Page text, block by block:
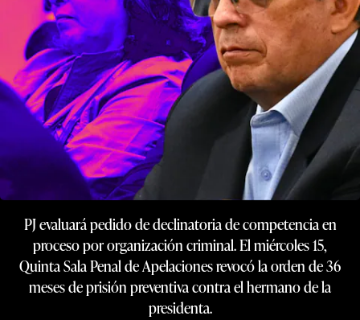
PJ evaluará pedido de declinatoria de competencia en
proceso por organización criminal. El miércoles 15,
Quinta Sala Penal de Apelaciones revocó la orden de 36
meses de prisión preventiva contra el hermano de la
presidenta.